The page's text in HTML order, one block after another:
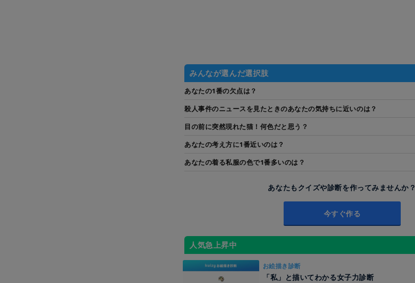
みんなが選んだ選択肢
あなたの1番の欠点は？
殺人事件のニュースを見たときのあなたの気持ちに近いのは？
目の前に突然現れた猫！何色だと思う？
あなたの考え方に1番近いのは？
あなたの着る私服の色で1番多いのは？
あなたもクイズや診断を作ってみませんか？
今すぐ作る
人気急上昇中
お絵描き診断
「私」と描いてわかる女子力診断